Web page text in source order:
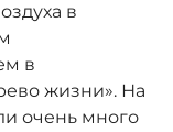
в
в
жизни». На
очень много